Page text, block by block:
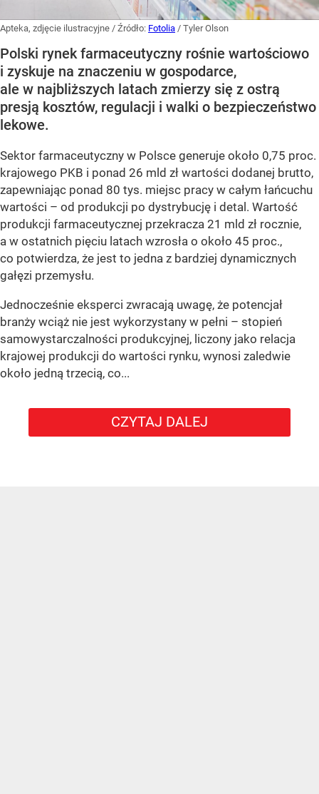
Apteka, zdjęcie ilustracyjne / Źródło: Fotolia / Tyler Olson
Polski rynek farmaceutyczny rośnie wartościowo
i zyskuje na znaczeniu w gospodarce,
ale w najbliższych latach zmierzy się z ostrą
presją kosztów, regulacji i walki o bezpieczeństwo
lekowe.
Sektor farmaceutyczny w Polsce generuje około 0,75 proc.
krajowego PKB i ponad 26 mld zł wartości dodanej brutto,
zapewniając ponad 80 tys. miejsc pracy w całym łańcuchu
wartości – od produkcji po dystrybucję i detal. Wartość
produkcji farmaceutycznej przekracza 21 mld zł rocznie,
a w ostatnich pięciu latach wzrosła o około 45 proc.,
co potwierdza, że jest to jedna z bardziej dynamicznych
gałęzi przemysłu.
Jednocześnie eksperci zwracają uwagę, że potencjał
branży wciąż nie jest wykorzystany w pełni – stopień
samowystarczalności produkcyjnej, liczony jako relacja
krajowej produkcji do wartości rynku, wynosi zaledwie
około jedną trzecią, co...
CZYTAJ DALEJ